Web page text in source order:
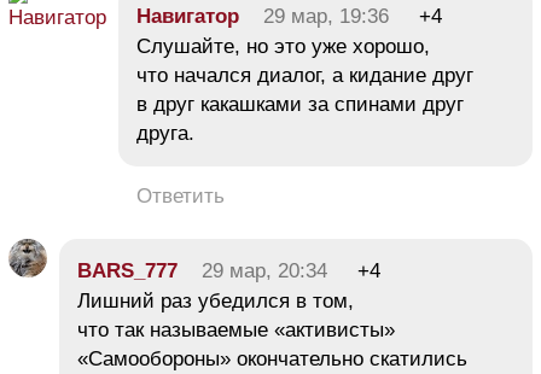
Навигатор 29 мар, 19:36
+4
Слушайте, но это уже хорошо,
что начался диалог, а кидание друг
в друг какашками за спинами друг
друга.
Ответить
BARS_777 29 мар, 20:34
+4
Лишний раз убедился в том,
что так называемые «активисты»
«Самообороны» окончательно скатились